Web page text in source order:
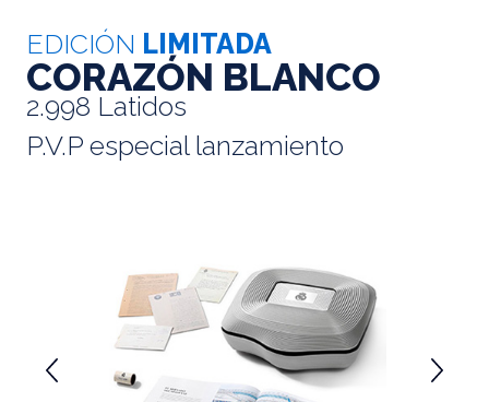
EDICIÓN LIMITADA
CORAZÓN BLANCO
2.998 Latidos
P.V.P especial lanzamiento